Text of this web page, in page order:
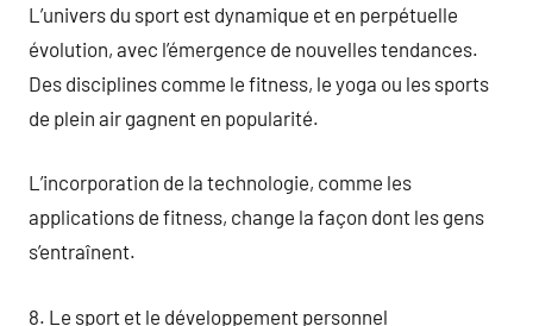
L’univers du sport est dynamique et en perpétuelle
évolution, avec l’émergence de nouvelles tendances.
Des disciplines comme le fitness, le yoga ou les sports
de plein air gagnent en popularité.
L’incorporation de la technologie, comme les
applications de fitness, change la façon dont les gens
s’entraînent.
8. Le sport et le développement personnel